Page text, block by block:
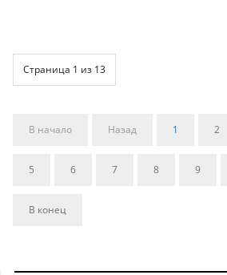
Страница 1 из 13
В начало Назад 1 2
5 6 7 8 9
В конец